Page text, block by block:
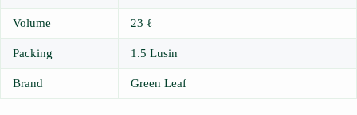
Volume 23 ℓ
Packing 1.5 Lusin
Brand Green Leaf